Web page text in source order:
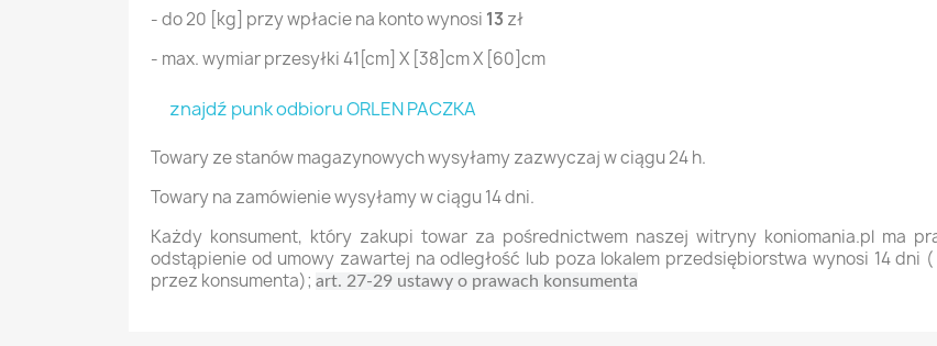
- do 20 [kg] przy wpłacie na konto wynosi 13 zł
- max. wymiar przesyłki 41[cm] X [38]cm X [60]cm
znajdź punk odbioru ORLEN PACZKA
Towary ze stanów magazynowych wysyłamy zazwyczaj w ciągu 24 h.
Towary na zamówienie wysyłamy w ciągu 14 dni.
Każdy konsument, który zakupi towar za pośrednictwem naszej witryny koniomania.pl ma
odstąpienie od umowy zawartej na odległość lub poza lokalem przedsiębiorstwa wynosi 14 dni
przez konsumenta); art. 27-29 ustawy o prawach konsumenta